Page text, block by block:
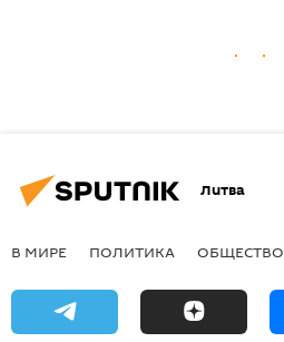
Литва
В МИРЕ ПОЛИТИКА ОБЩЕСТВО